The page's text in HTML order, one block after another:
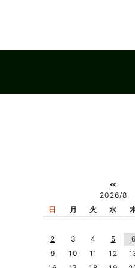
≪
2026/8
日
月 火 水
2
3 4 5 6
9
10 11 12